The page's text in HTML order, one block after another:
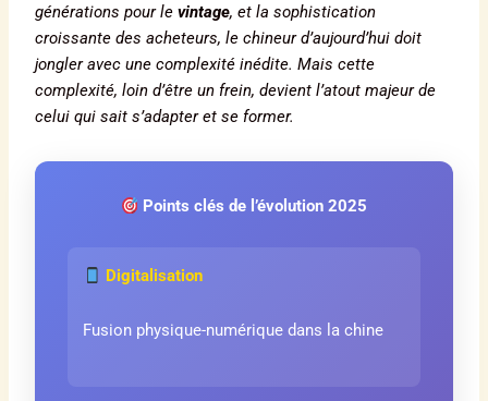
générations pour levintage, et la sophistication
croissante des acheteurs, le chineur d’aujourd’hui doit
jongler avec une complexité inédite. Mais cette
complexité, loin d’être un frein, devient l’atout majeur de
celui qui sait s’adapter et se former.
Points clés de l’évolution 2025
Digitalisation
Fusion physique-numérique dans la chine